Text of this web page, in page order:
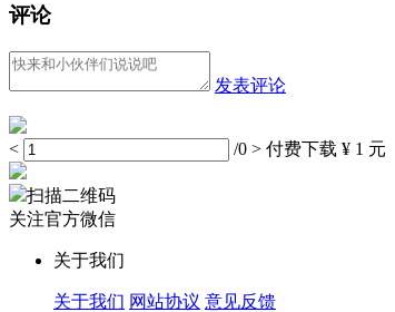
评论
发表评论
< /0 > 付费下载 ¥ 1 元
扫描二维码
关注官方微信
关于我们
关于我们 网站协议 意见反馈